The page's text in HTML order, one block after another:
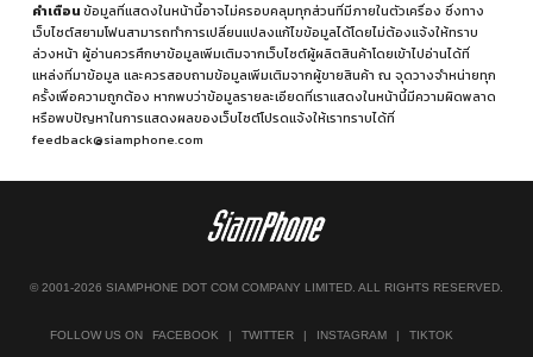
คำเตือนข้อมูลที่แสดงในหน้านี้อาจไม่ครอบคลุมทุกส่วนที่มีภายในตัวเครื่อง ซึ่งทาง
เว็บไซต์สยามโฟนสามารถทำการเปลี่ยนแปลงแก้ไขข้อมูลได้โดยไม่ต้องแจ้งให้ทราบ
ล่วงหน้า ผู้อ่านควรศึกษาข้อมูลเพิ่มเติมจากเว็บไซต์ผู้ผลิตสินค้าโดยเข้าไปอ่านได้ที่
แหล่งที่มาข้อมูล และควรสอบถามข้อมูลเพิ่มเติมจากผู้ขายสินค้า ณ จุดวางจำหน่ายทุก
ครั้งเพื่อความถูกต้อง หากพบว่าข้อมูลรายละเอียดที่เราแสดงในหน้านี้มีความผิดพลาด
หรือพบปัญหาในการแสดงผลของเว็บไซต์โปรดแจ้งให้เราทราบได้ที่
feedback@siamphone.com
© 2001-2026 SIAMPHONE DOT COM COMPANY LIMITED. ALL RIGHTS RESERVED.
FOLLOW US ON FACEBOOK | TWITTER | INSTAGRAM | TIKTOK